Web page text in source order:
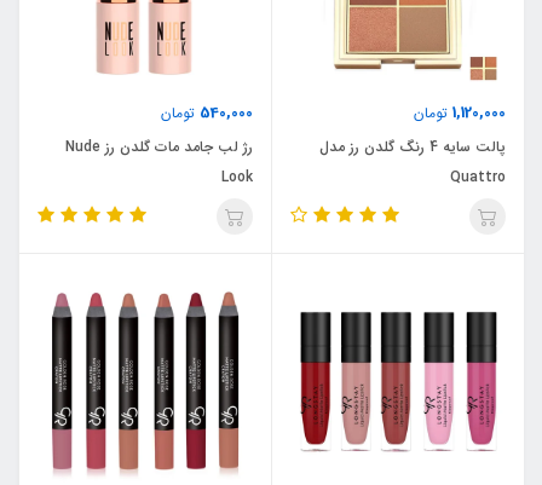
1,120,000 تومان
پالت سایه 4 رنگ گلدن رز مدل
Quattro
540,000 تومان
رژ لب جامد مات گلدن رز Nude
Look